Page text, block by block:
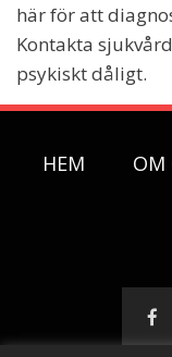
här för att
Kontakta
psykiskt dåligt.
HEM OM